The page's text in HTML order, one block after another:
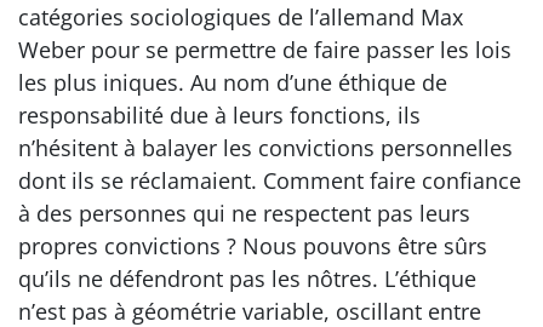
catégories sociologiques de l’allemand Max
Weber pour se permettre de faire passer les lois
les plus iniques. Au nom d’une éthique de
responsabilité due à leurs fonctions, ils
n’hésitent à balayer les convictions personnelles
dont ils se réclamaient. Comment faire confiance
à des personnes qui ne respectent pas leurs
propres convictions ? Nous pouvons être sûrs
qu’ils ne défendront pas les nôtres. L’éthique
n’est pas à géométrie variable, oscillant entre